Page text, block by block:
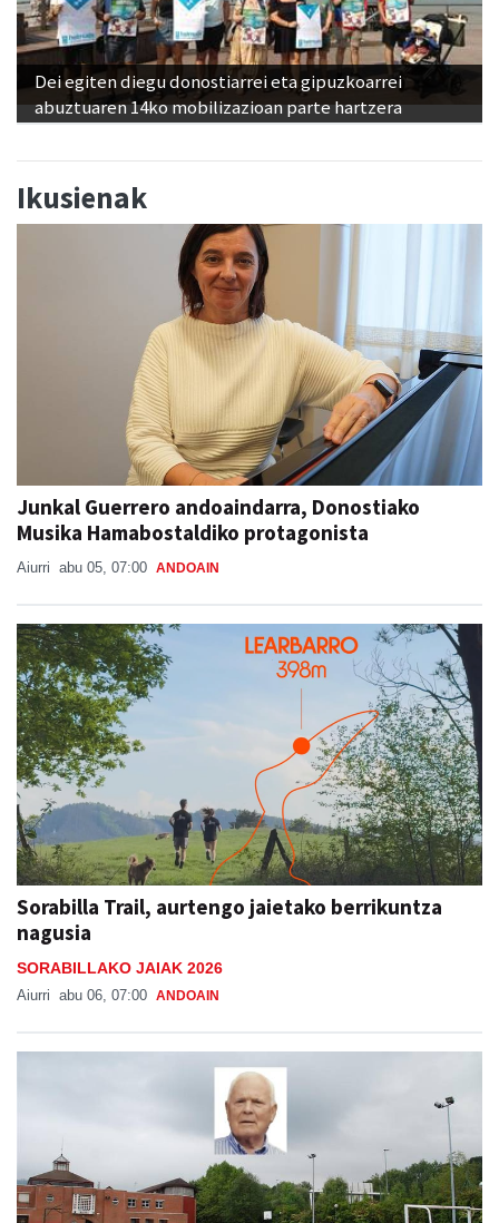
Dei egiten diegu donostiarrei eta gipuzkoarrei
abuztuaren 14ko mobilizazioan parte hartzera
Ikusienak
Junkal Guerrero andoaindarra, Donostiako
Musika Hamabostaldiko protagonista
Aiurri abu 05, 07:00 ANDOAIN
Sorabilla Trail, aurtengo jaietako berrikuntza
nagusia
SORABILLAKO JAIAK 2026
Aiurri abu 06, 07:00 ANDOAIN